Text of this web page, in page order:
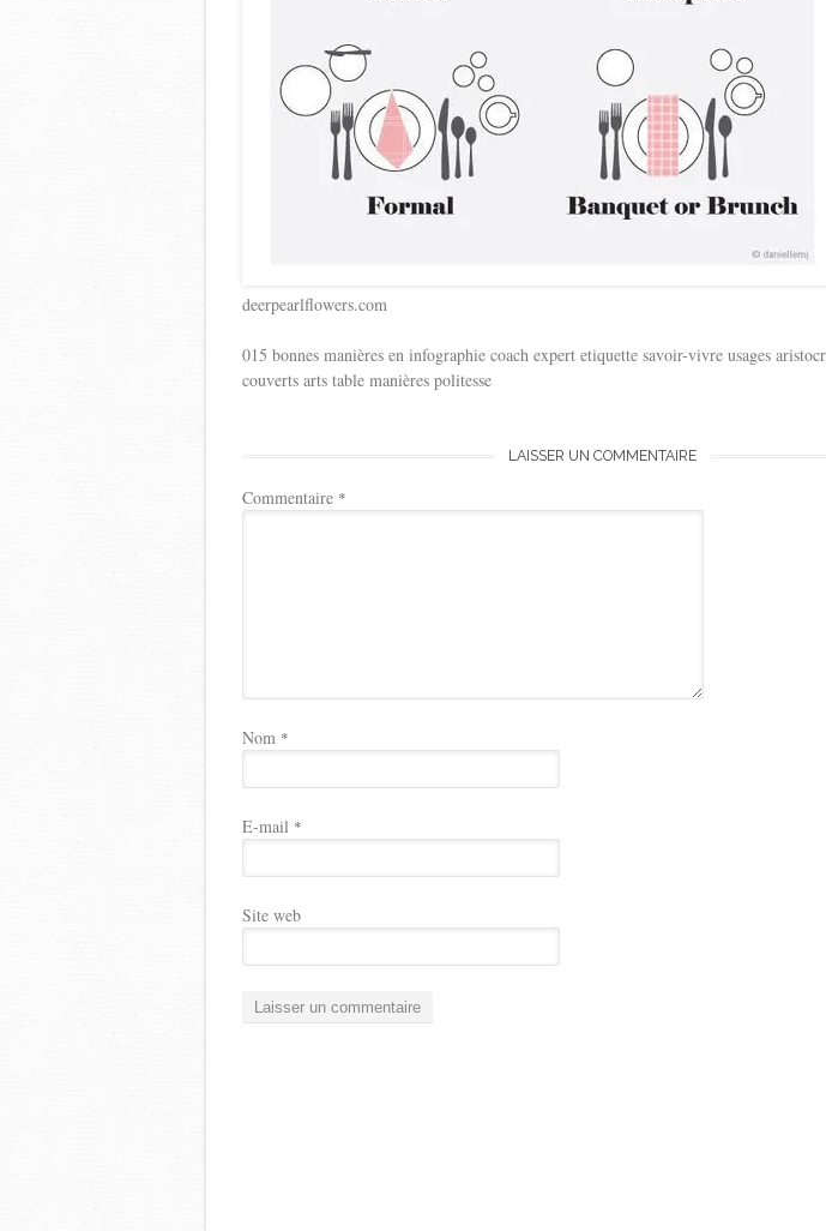
deerpearlflowers.com
015 bonnes manières en infographie coach expert etiquette savoir-vivre usages
couverts arts table manières politesse
LAISSER UN COMMENTAIRE
Commentaire *
Nom *
E-mail *
Site web